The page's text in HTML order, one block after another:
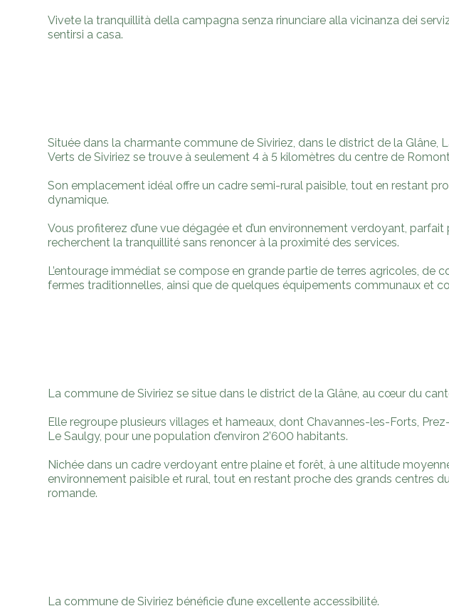
Vivete la tranquillità della campagna senza rinunciare alla vicinanza dei
sentirsi a casa.
Située dans la charmante commune de Siviriez, dans le district de la Glâne,
Verts de Siviriez se trouve à seulement 4 à 5 kilomètres du centre de
Son emplacement idéal offre un cadre semi-rural paisible, tout en restant
dynamique.
Vous profiterez d’une vue dégagée et d’un environnement verdoyant,
recherchent la tranquillité sans renoncer à la proximité des services.
L’entourage immédiat se compose en grande partie de terres agricoles, de
fermes traditionnelles, ainsi que de quelques équipements communaux et
La commune de Siviriez se situe dans le district de la Glâne, au cœur du
Elle regroupe plusieurs villages et hameaux, dont Chavannes-les-Forts,
Le Saulgy, pour une population d’environ 2’600 habitants.
Nichée dans un cadre verdoyant entre plaine et forêt, à une altitude
environnement paisible et rural, tout en restant proche des grands centres
romande.
La commune de Siviriez bénéficie d’une excellente accessibilité.